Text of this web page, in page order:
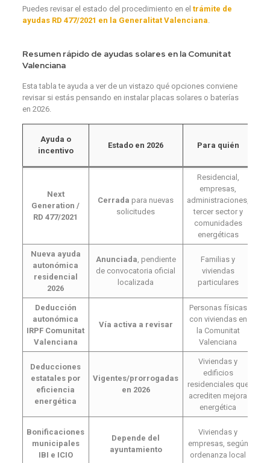
Puedes revisar el estado del procedimiento en el trámite de
ayudas RD 477/2021 en la Generalitat Valenciana
Resumen rápido de ayudas solares en la Comunitat
Valenciana
Esta tabla te ayuda a ver de un vistazo qué opciones conviene
revisar si estás pensando en instalar placas solares o baterías
en 2026.
Ayuda o
incentivo
Estado en 2026 Para quién
Next
Generation /
RD 477/2021
Cerrada para nuevas
solicitudes
Residencial,
empresas,
administraciones,
tercer sector y
comunidades
energéticas
Nueva ayuda
autonómica
residencial
2026
Anunciada , pendiente
de convocatoria oficial
localizada
Familias y
viviendas
particulares
Deducción
autonómica
IRPF Comunitat
Valenciana
Vía activa a revisar
Personas físicas
con viviendas en
la Comunitat
Valenciana
Deducciones
estatales por
eficiencia
energética
Vigentes/prorrogadas
en 2026
Viviendas y
edificios
residenciales que
acrediten mejora
energética
Bonificaciones
municipales
IBI e ICIO
Depende del
ayuntamiento
Viviendas y
empresas, según
ordenanza local